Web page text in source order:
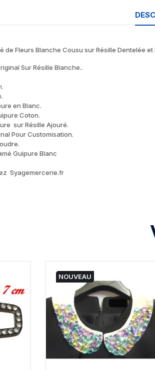
de Fleurs Blanche Cousu sur Résille Dentelée
Sur Résille Blanche..
en Blanc.
Coton.
sur Résille Ajouré.
Pour Customisation.
Guipure Blanc
Syagemercerie.fr
NOUVEAU